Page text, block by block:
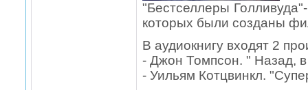
"Бестселлеры
которых были созданы
В аудиокнигу входят 2
- Джон Томпсон. " Назад,
- Уильям Котцвинкл.